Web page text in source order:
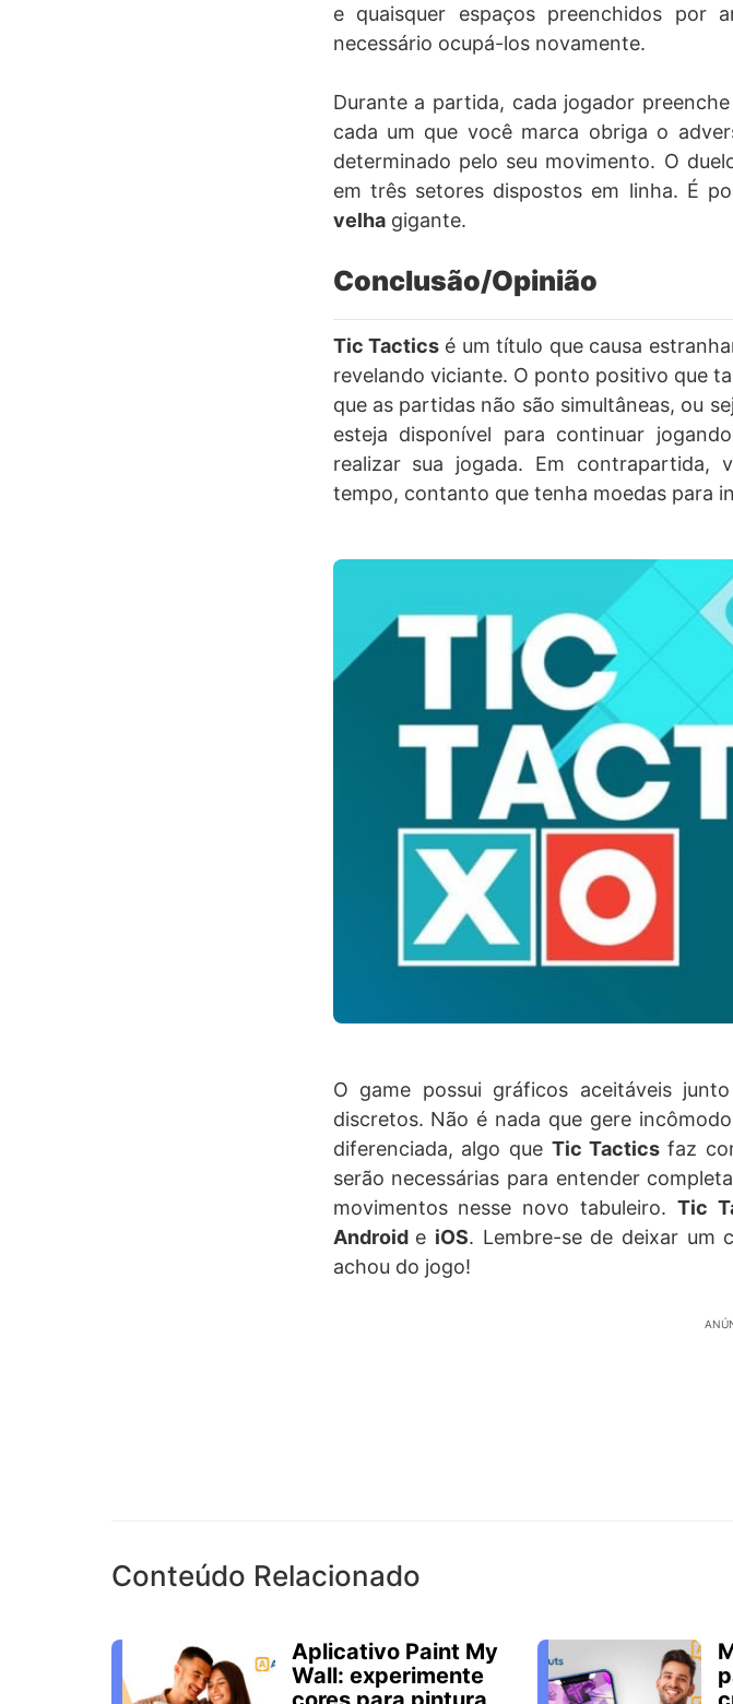
e quaisquer espaços preenchidos por
necessário ocupá-los novamente.
Durante a partida, cada jogador
cada um que você marca obriga o
determinado pelo seu movimento. O
em três setores dispostos em linha. É
velhagigante.
Conclusão/Opinião
Tic Tacticsé um título que causa
revelando viciante. O ponto positivo que
que as partidas não são simultâneas, ou
esteja disponível para continuar
realizar sua jogada. Em contrapartida,
tempo, contanto que tenha moedas para
O game possui gráficos aceitáveis
discretos. Não é nada que gere
diferenciada, algo que Tic Tacticsfaz
serão necessárias para entender
movimentos nesse novo tabuleiro.Tic
Android e iOS. Lembre-se de deixar um
achou do jogo!
Conteúdo Relacionado
Aplicativo Paint My
Wall: experimente